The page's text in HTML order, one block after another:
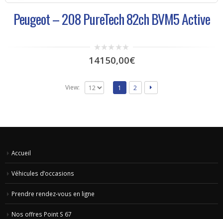
Peugeot – 208 PureTech 82ch BVM5 Active
0
out
14150,00€
View: 1 2
Accueil
Véhicules d’occasions
Prendre rendez-vous en ligne
Nos offres Point S 67